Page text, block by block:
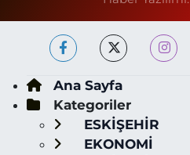
Ana Sayfa
Kategoriler
ESKİŞEHİR
EKONOMİ